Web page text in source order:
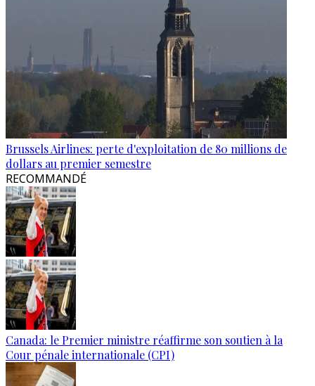
Brussels Airlines: perte d'exploitation de 80 millions de
dollars au premier semestre
RECOMMANDÉ
Canada: le Premier ministre réaffirme son soutien à la
Cour pénale internationale (CPI)